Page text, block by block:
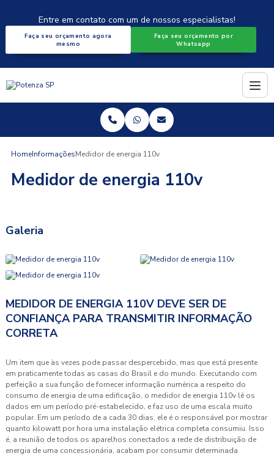
Entre em contato com um de nossos especialistas!
Faça seu orçamento agora
mesmo
Faça seu orçamento por
Whatsapp
HomeInformaçõesMedidor de energia 110v
Medidor de energia 110v
Galeria
MEDIDOR DE ENERGIA 110V DEVE SER DE
CONFIANÇA PARA TRANSMITIR INFORMAÇÃO
CORRETA
Um item que às vezes pode passar despercebido, mas que está presente
em praticamente todas as casas do Brasil e do mundo. Executando com
perfeição a sua função de fornecer informação numérica a respeito do
consumo de energia de uma edificação, o medidor de energia 110v lê os
dados em um período pré-estabelecido, e faz uso de uma escala muito
popular. Em um período de a cada 30 dias, ele é o responsável por mostrar
quanto kilowatt por hora uma instalação elétrica completa consumiu. Isso
é, a reunião de todos os aparelhos conectados a rede de distribuição de
energia de uma concessionária, acabam por consumir determinada